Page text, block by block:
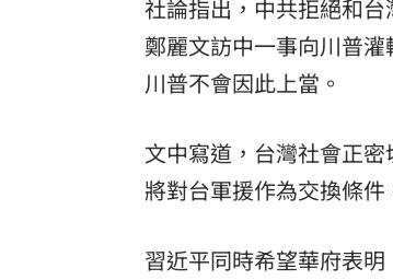
社論指出，中共拒絕和
鄭麗文訪中一事向川普
川普不會因此上當。
文中寫道，台灣社會正
將對台軍援作為交換條件
習近平同時希望華府表